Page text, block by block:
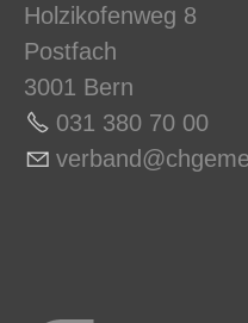
Holzikofenweg 8
Postfach
3001 Bern
031 380 70 00
v rb nd chg m